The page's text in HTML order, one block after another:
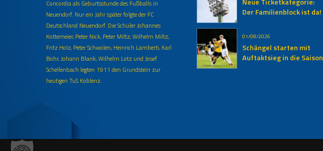
Concordia als Geburtsstunde des Fußballs in
Neuendorf. Nur ein Jahr später folgte der FC
Deutschland Neuendorf. Die Schüler Johannes
Kottemeier, Peter Nick, Peter Miltz, Wilhelm Miltz,
Fritz Holz, Peter Schwolen, Heinrich Lamberti, Karl
Bohr, Johann Blank, Wilhelm Lotz und Josef
Schellenbach legten 1911 den Grundstein zur
heutigen TuS Koblenz.
Der Familienblock ist da!
01/08/2026
Schängel starten mit
Auftaktsieg in die Saison